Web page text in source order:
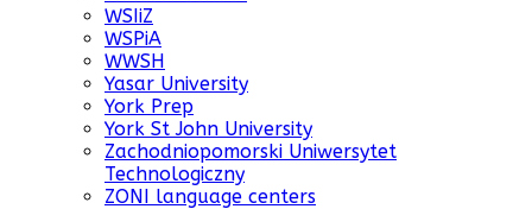
WSIiZ
WSPiA
WWSH
Yasar University
York Prep
York St John University
Zachodniopomorski Uniwersytet
Technologiczny
ZONI language centers